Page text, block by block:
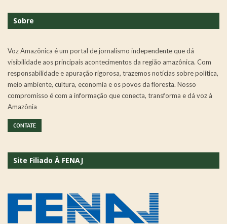
Sobre
Voz Amazônica é um portal de jornalismo independente que dá
visibilidade aos principais acontecimentos da região amazônica. Com
responsabilidade e apuração rigorosa, trazemos notícias sobre política,
meio ambiente, cultura, economia e os povos da floresta. Nosso
compromisso é com a informação que conecta, transforma e dá voz à
Amazônia
CONTATE
Site Filiado À FENAJ